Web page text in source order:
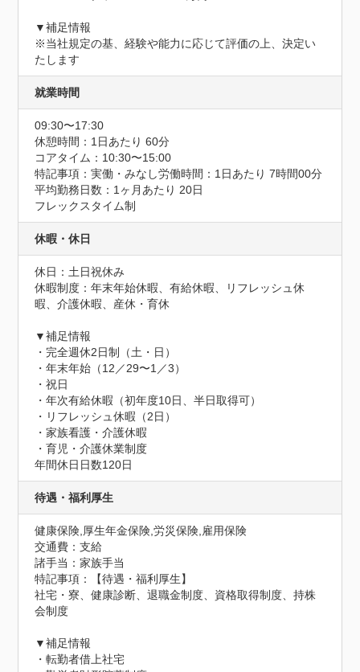
▼補足情報
※当社規定の基、経験や能力に応じて評価の上、決定い
たします
就業時間
09:30〜17:30
休憩時間：1日あたり 60分
コアタイム：10:30〜15:00
特記事項：実働・みなし労働時間：1日あたり 7時間00分
平均勤務日数：1ヶ月あたり 20日
フレックスタイム制
休暇・休日
休日：土日祝休み
休暇制度：年末年始休暇、有給休暇、リフレッシュ休
暇、介護休暇、産休・育休
▼補足情報
・完全週休2日制（土・日）
・年末年始（12／29〜1／3）
・祝日
・年次有給休暇（初年度10日、半日取得可）
・リフレッシュ休暇（2日）
・家族看護・介護休暇
・育児・介護休業制度
年間休日日数120日
待遇・福利厚生
健康保険,厚生年金保険,労災保険,雇用保険
交通費：支給
諸手当：家族手当
特記事項：【待遇・福利厚生】
社宅・寮、健康診断、退職金制度、資格取得制度、持株
会制度
▼補足情報
・転勤者借上社宅